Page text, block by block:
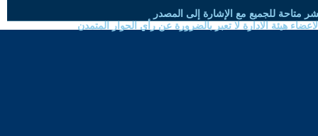
متاحة للجميع مع الإشارة إلى المصدر
هيئة الادارة لا تعبر بالضرورة عن رأي الحوار المتمدن